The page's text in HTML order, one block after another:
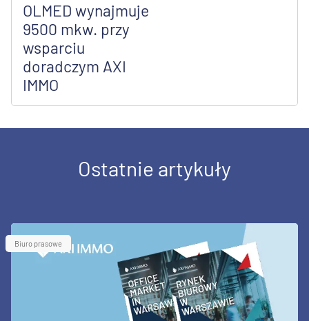
OLMED wynajmuje
9500 mkw. przy
wsparciu
doradczym AXI
IMMO
Ostatnie artykuły
Biuro prasowe